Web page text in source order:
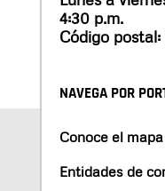
4:30 p.m.
Código postal:
NAVEGA POR
Conoce el
Entidades de